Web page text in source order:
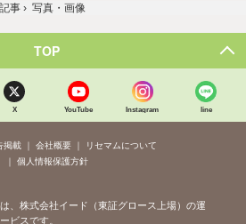
記事 › 写真・画像
TOP
X YouTube Instagram line
掲載 会社概要
リセマムについて
個人情報保護方針
、株式会社イード（東証グロース上場）の運
ビスです。